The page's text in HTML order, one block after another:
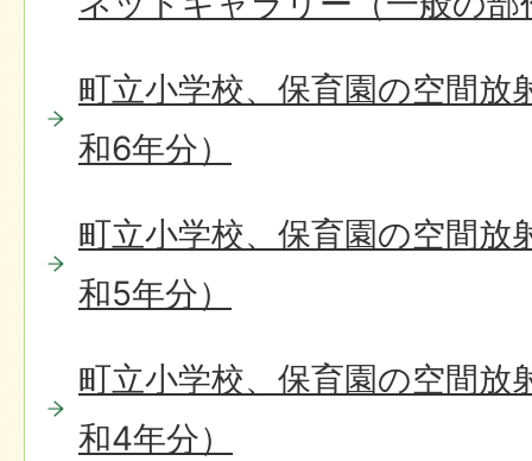
町立小学校、保育園の空間放
和6年分）
町立小学校、保育園の空間放
和5年分）
町立小学校、保育園の空間放
和4年分）